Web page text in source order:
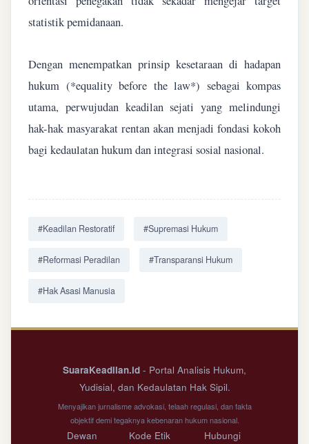
statistik pemidanaan.
Dengan menempatkan prinsip kesetaraan di hadapan
hukum (*equality before the law*) sebagai kompas
utama, perwujudan keadilan sejati yang melindungi
hak-hak masyarakat rentan akan menjadi fondasi kokoh
bagi kedaulatan hukum dan integrasi sosial nasional.
#Keadilan Restoratif #Supremasi Hukum
#Reformasi Peradilan #Transparansi Hukum
#Hak Asasi Manusia
SuaraKeadilan.id - Portal Analisis Hukum,
Yudisial, dan Kedaulatan Hak Sipil.
Menyajikan jurnalisme advokasi, telaah regulasi, dan fakta
objektif demi tegaknya kebenaran hukum nasional.
Dewan Kode Etik Hubungi